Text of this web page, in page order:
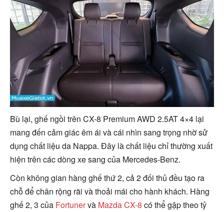
Bù lại, ghế ngồi trên CX-8 Premium AWD 2.5AT 4×4 lại
mang đến cảm giác êm ái và cái nhìn sang trọng nhờ sử
dụng chất liệu da Nappa. Đây là chất liệu chỉ thường xuất
hiện trên các dòng xe sang của Mercedes-Benz.
Còn không gian hàng ghế thứ 2, cả 2 đối thủ đều tạo ra
chỗ để chân rộng rãi và thoải mái cho hành khách. Hàng
ghế 2, 3 của Fortunervà Mazda CX-8 có thể gập theo tỷ